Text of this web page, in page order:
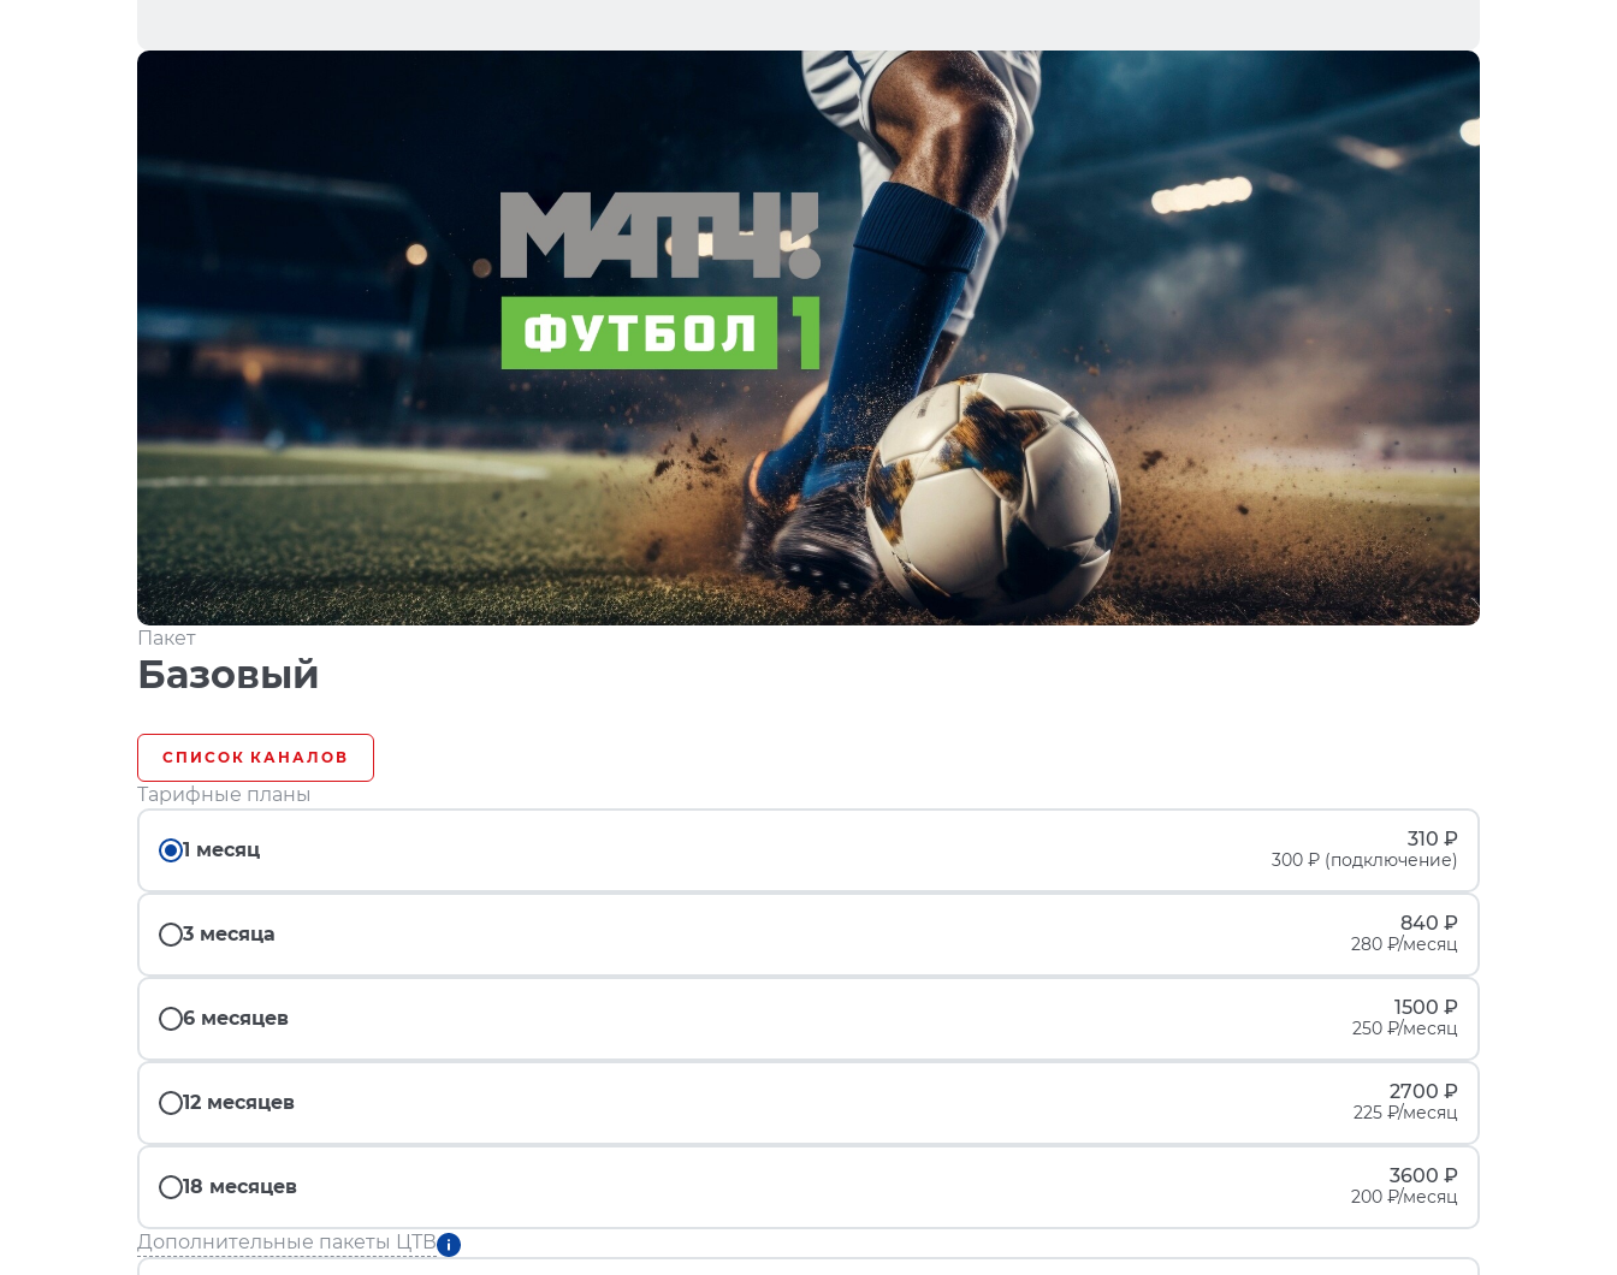
Пакет
Базовый
СПИСОК КАНАЛОВ
Тарифные планы
1 месяц 310 ₽
300 ₽ (подключение)
3 месяца 840 ₽
280 ₽/месяц
6 месяцев 1500 ₽
250 ₽/месяц
12 месяцев 2700 ₽
225 ₽/месяц
18 месяцев 3600 ₽
200 ₽/месяц
Дополнительные пакеты ЦТВ